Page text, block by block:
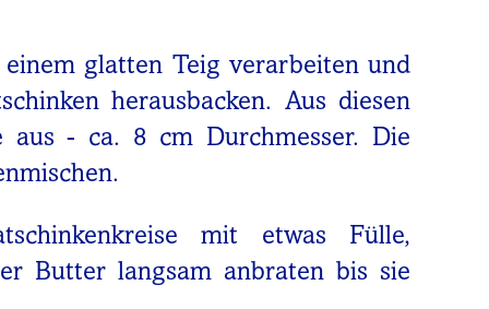
glatten Teig verarbeiten und
herausbacken. Aus diesen
- ca. 8 cm Durchmesser. Die
mit etwas Fülle,
Butter langsam anbraten bis sie